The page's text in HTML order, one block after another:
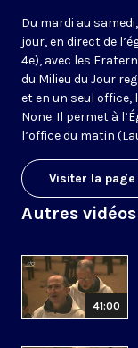
Du mardi au
jour, en direct de
4e), avec les
du Milieu du Jour
et en un seul office,
None. Il permet à
l’office du matin
Visiter la
Autres
41:00